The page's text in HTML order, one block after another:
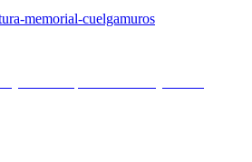
memorial-cuelgamuros